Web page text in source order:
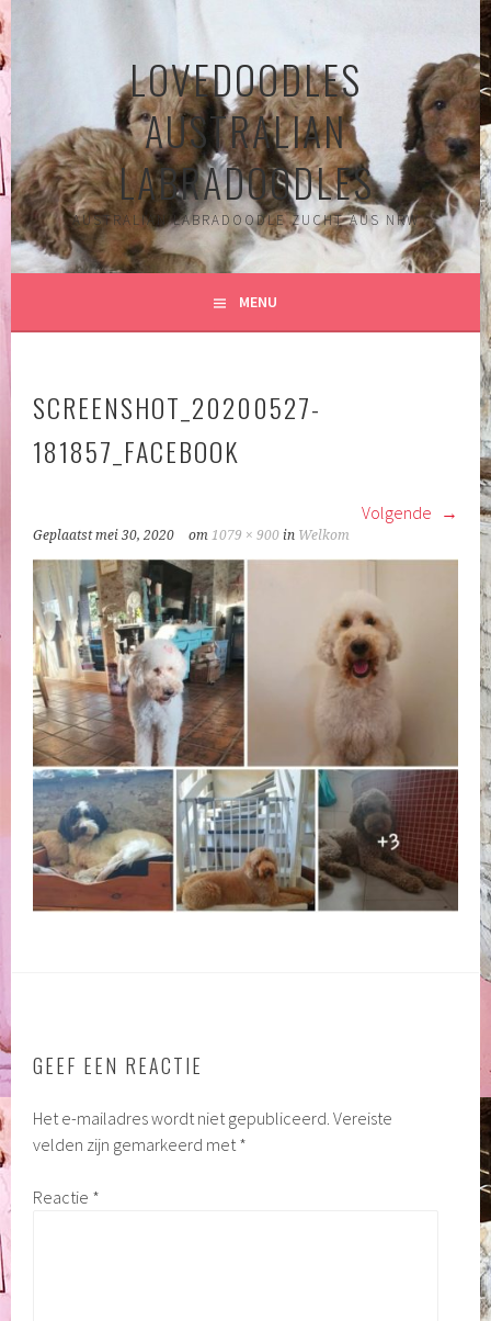
inhoud
LOVEDOODLES
AUSTRALIAN
LABRADOODLES
AUSTRALIAN LABRADOODLE ZUCHT AUS NRW
MENU
SCREENSHOT_20200527-
181857_FACEBOOK
Volgende
Geplaatstmei 30, 2020 om1079 × 900 in Welkom
GEEF EEN REACTIE
Het e-mailadres wordt niet gepubliceerd. Vereiste
velden zijn gemarkeerd met *
Reactie *